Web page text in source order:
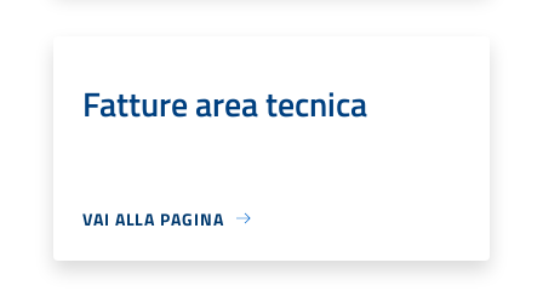
Fatture area tecnica
VAI ALLA PAGINA